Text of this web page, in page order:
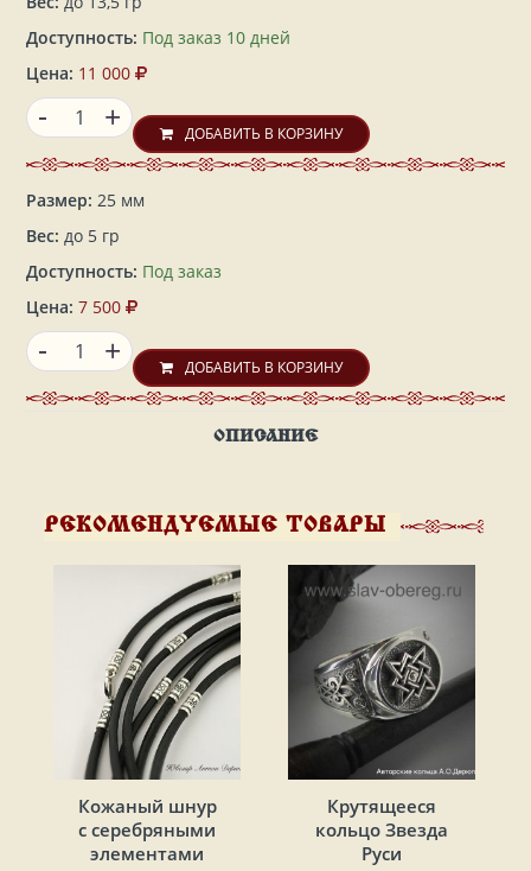
Доступность: Под заказ 10 дней
Цена: 11 000
+
- ДОБАВИТЬ В КОРЗИНУ
Размер: 25 мм
Вес: до 5 гр
Доступность: Под заказ
Цена: 7 500
+
- ДОБАВИТЬ В КОРЗИНУ
ОПИСАНИЕ
РЕКОМЕНДУЕМЫЕ ТОВАРЫ
Кожаный шнур
с серебряными
элементами
Крутящееся
кольцо Звезда
Руси